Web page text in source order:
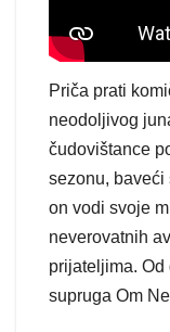
Priča prati
neodoljivog
čudovištance
sezonu, baveći
on vodi svoje
neverovatnih
prijateljima.
supruga Om